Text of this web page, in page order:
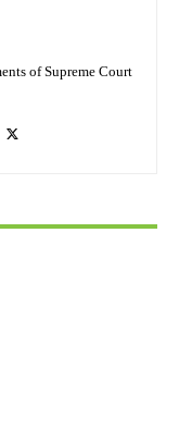
of Supreme Court